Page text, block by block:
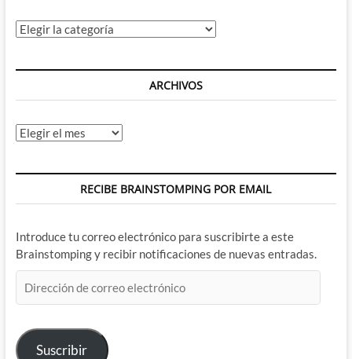
Categorías
ARCHIVOS
Archivos
RECIBE BRAINSTOMPING POR EMAIL
Introduce tu correo electrónico para suscribirte a este
Brainstomping y recibir notificaciones de nuevas entradas.
de
electrónico
Suscribir